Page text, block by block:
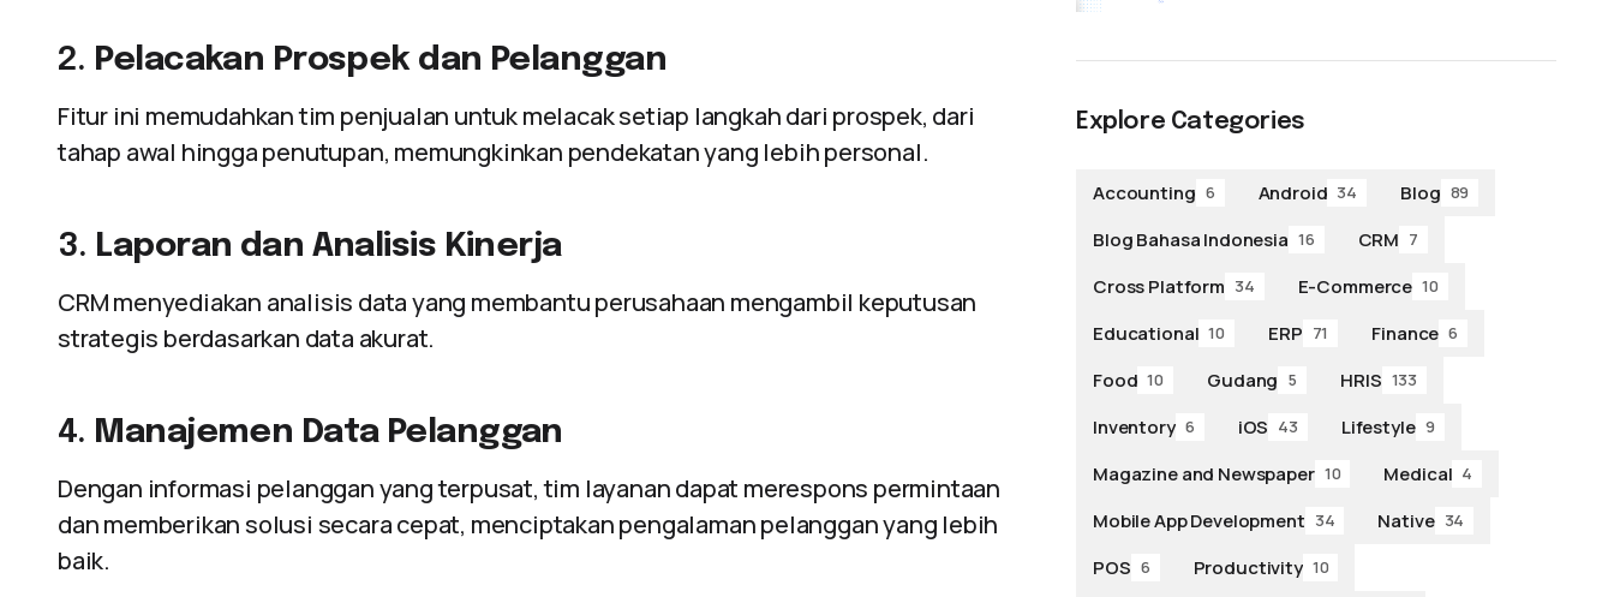
2. Pelacakan Prospek dan Pelanggan
Fitur ini memudahkan tim penjualan untuk melacak setiap langkah dari prospek, dari
tahap awal hingga penutupan, memungkinkan pendekatan yang lebih personal.
3. Laporan dan Analisis Kinerja
CRM menyediakan analisis data yang membantu perusahaan mengambil keputusan
strategis berdasarkan data akurat.
4. Manajemen Data Pelanggan
Dengan informasi pelanggan yang terpusat, tim layanan dapat merespons permintaan
dan memberikan solusi secara cepat, menciptakan pengalaman pelanggan yang lebih
baik.
Explore Categories
Accounting 6 Android 34 Blog 89
Blog Bahasa Indonesia 16 CRM 7
Cross Platform 34 E-Commerce 10
Educational 10 ERP 71 Finance 6
Food 10 Gudang 5 HRIS 133
Inventory 6 iOS 43 Lifestyle 9
Magazine and Newspaper 10 Medical 4
Mobile App Development 34 Native 34
POS 6 Productivity 10